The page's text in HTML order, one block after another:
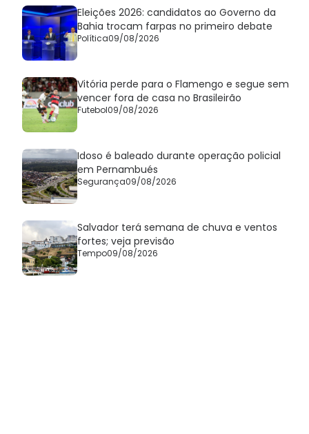
Eleições 2026: candidatos ao Governo da
Bahia trocam farpas no primeiro debate
Política09/08/2026
Vitória perde para o Flamengo e segue sem
vencer fora de casa no Brasileirão
Futebol09/08/2026
Idoso é baleado durante operação policial
em Pernambués
Segurança09/08/2026
Salvador terá semana de chuva e ventos
fortes; veja previsão
Tempo09/08/2026